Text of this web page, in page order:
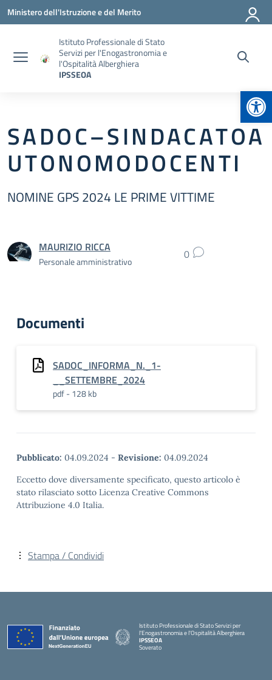
Vai ai contenuti
Vai al menu di navigazione
Vai al footer
Ministero dell'Istruzione e del Merito
Istituto Professionale di Stato
Servizi per l'Enogastronomia e
l'Ospitalità Alberghiera
IPSSEOA
S A D O C – S I N D A C A T O A
U T O N O M O D O C E N T I
NOMINE GPS 2024 LE PRIME VITTIME
MAURIZIO RICCA
Personale amministrativo 0
Documenti
SADOC_INFORMA_N._1-
__SETTEMBRE_2024
pdf - 128 kb
Pubblicato: 04.09.2024 - Revisione: 04.09.2024
Eccetto dove diversamente specificato, questo articolo è
stato rilasciato sotto Licenza Creative Commons
Attribuzione 4.0 Italia.
Stampa / Condividi
Istituto Professionale di Stato Servizi per
l'Enogastronomia e l'Ospitalità Alberghiera
IPSSEOA
Soverato